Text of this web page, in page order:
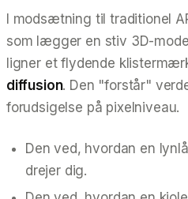
I modsætning til traditionel
som lægger en stiv 3D-
ligner et flydende
diffusion. Den "forstår"
forudsigelse på pixelniveau.
Den ved, hvordan en
drejer dig.